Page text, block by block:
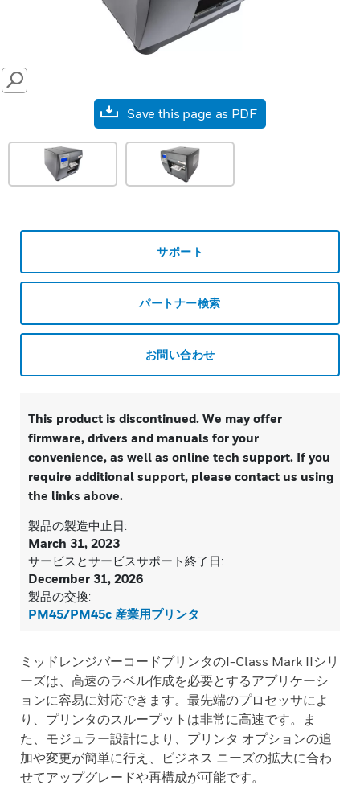
SEARCH
Save this page as PDF
サポート
パートナー検索
お問い合わせ
This product is discontinued. We may offer
firmware, drivers and manuals for your
convenience, as well as online tech support. If you
require additional support, please contact us using
the links above.
製品の製造中止日:
March 31, 2023
サービスとサービスサポート終了日:
December 31, 2026
製品の交換:
PM45/PM45c 産業用プリンタ
ミッドレンジバーコードプリンタのI-Class Mark IIシリ
ーズは、高速のラベル作成を必要とするアプリケーシ
ョンに容易に対応できます。最先端のプロセッサによ
り、プリンタのスループットは非常に高速です。ま
た、モジュラー設計により、プリンタ オプションの追
加や変更が簡単に行え、ビジネス ニーズの拡大に合わ
せてアップグレードや再構成が可能です。